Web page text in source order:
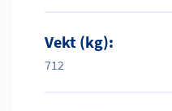
Vekt (kg):
712